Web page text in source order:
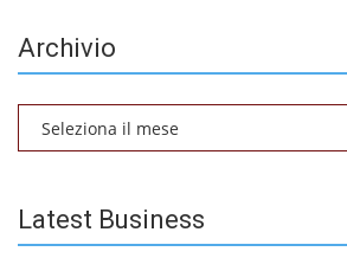
Archivio
Latest Business